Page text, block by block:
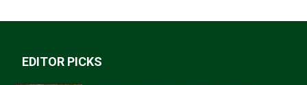
EDITOR PICKS